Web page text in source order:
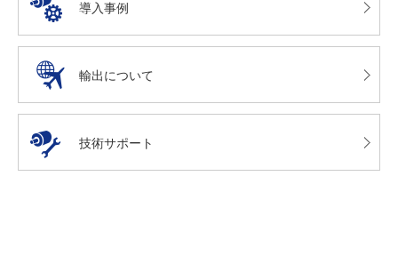
導入事例
輸出について
技術サポート